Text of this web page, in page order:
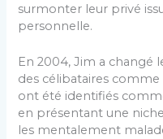
surmonter leur privé
personnelle.
En 2004, Jim a changé
des célibataires
ont été identifiés
en présentant une
les mentalement